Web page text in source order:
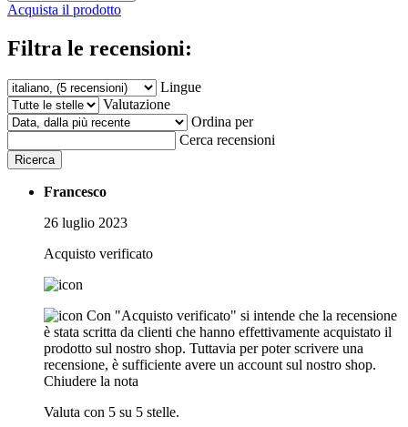
Acquista il prodotto
Filtra le recensioni:
Lingue
Valutazione
Ordina per
Cerca recensioni
Ricerca
Francesco
26 luglio 2023
Acquisto verificato
Con "Acquisto verificato" si intende che la recensione
è stata scritta da clienti che hanno effettivamente acquistato il
prodotto sul nostro shop. Tuttavia per poter scrivere una
recensione, è sufficiente avere un account sul nostro shop.
Chiudere la nota
Valuta con 5 su 5 stelle.